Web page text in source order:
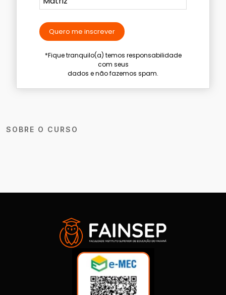
SOBRE O CURSO
Quero me inscrever
*Fique tranquilo(a) temos responsabilidade
com seus
dados e não fazemos spam.